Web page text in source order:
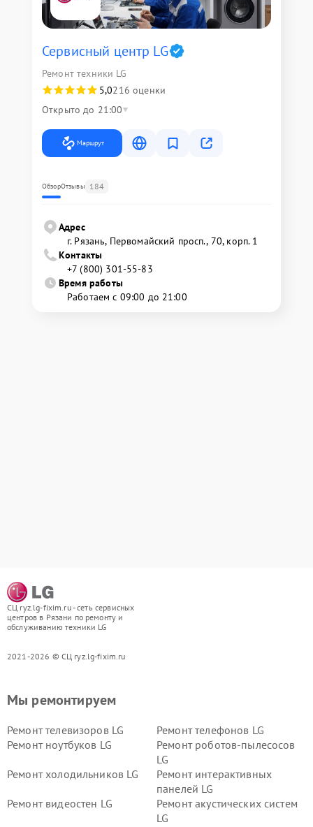
Сервисный центр LG
Ремонт техники LG
5,0216 оценки
Открыто до 21:00
Маршрут
ОбзорОтзывы 184
Адрес
г. Рязань, Первомайский просп., 70, корп. 1
Контакты
+7 (800) 301-55-83
Время работы
Работаем с 09:00 до 21:00
СЦ ryz.lg-fixim.ru - сеть сервисных
центров в Рязани по ремонту и
обслуживанию техники LG
2021-2026 © СЦ ryz.lg-fixim.ru
Мы ремонтируем
Ремонт телевизоров LG
Ремонт телефонов LG
Ремонт ноутбуков LG
Ремонт роботов-пылесосов
LG
Ремонт холодильников LG
Ремонт интерактивных
панелей LG
Ремонт видеостен LG
Ремонт акустических систем
LG